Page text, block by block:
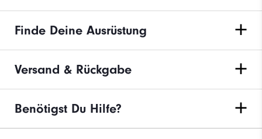
Finde Deine Ausrüstung
Versand & Rückgabe
Benötigst Du Hilfe?